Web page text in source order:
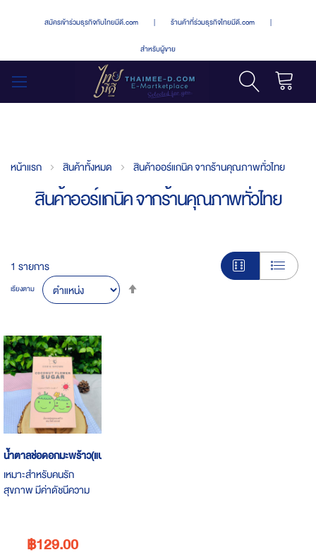
สมัครเข้าร่วมธุรกิจกับไทยมีดี.com | ร้านค้าที่ร่วมธุรกิจไทยมีดี.com |
สำหรับผู้ขาย
หน้าแรก สินค้าทั้งหมด สินค้าออร์แกนิค จากร้านคุณภาพทั่วไทย
สินค้าออร์แกนิค จากร้านคุณภาพทั่วไทย
1 รายการ
เรียงตาม
น้ำตาลช่อดอกมะพร้าว(แบบเกล็ด) 200 g
เหมาะสำหรับคนรัก
สุขภาพ มีค่าดัชนีความ
฿129.00